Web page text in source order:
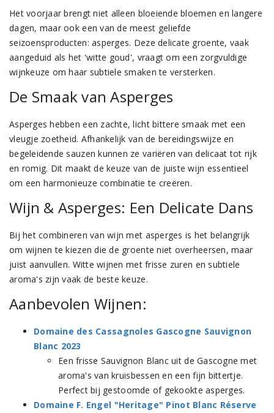
Het voorjaar brengt niet alleen bloeiende bloemen en langere
dagen, maar ook een van de meest geliefde
seizoensproducten: asperges. Deze delicate groente, vaak
aangeduid als het 'witte goud', vraagt om een zorgvuldige
wijnkeuze om haar subtiele smaken te versterken.
De Smaak van Asperges
Asperges hebben een zachte, licht bittere smaak met een
vleugje zoetheid. Afhankelijk van de bereidingswijze en
begeleidende sauzen kunnen ze variëren van delicaat tot rijk
en romig. Dit maakt de keuze van de juiste wijn essentieel
om een harmonieuze combinatie te creëren.
Wijn & Asperges: Een Delicate Dans
Bij het combineren van wijn met asperges is het belangrijk
om wijnen te kiezen die de groente niet overheersen, maar
juist aanvullen. Witte wijnen met frisse zuren en subtiele
aroma's zijn vaak de beste keuze.
Aanbevolen Wijnen:
Domaine des Cassagnoles Gascogne Sauvignon
Blanc 2023
Een frisse Sauvignon Blanc uit de Gascogne met
aroma's van kruisbessen en een fijn bittertje.
Perfect bij gestoomde of gekookte asperges.
Domaine F. Engel "Heritage" Pinot Blanc Réserve